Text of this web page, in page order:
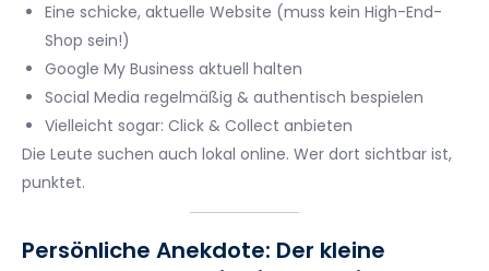
Eine schicke, aktuelle Website (muss kein High-End-
Shop sein!)
Google My Business aktuell halten
Social Media regelmäßig & authentisch bespielen
Vielleicht sogar: Click & Collect anbieten
Die Leute suchen auch lokal online. Wer dort sichtbar ist,
punktet.
Persönliche Anekdote: Der kleine